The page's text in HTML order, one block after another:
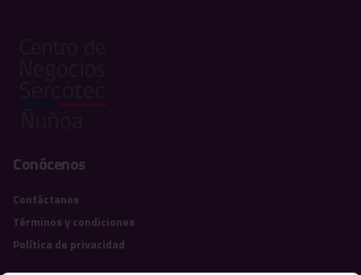
Conócenos
Contáctanos
Términos y condiciones
Política de privacidad